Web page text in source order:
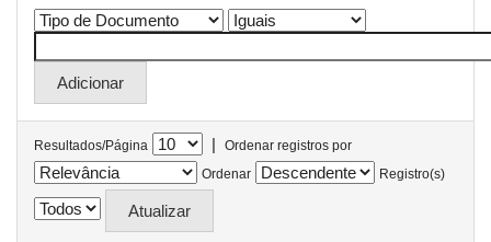
Resultados/Página |
Ordenar registros por
Ordenar
Registro(s)